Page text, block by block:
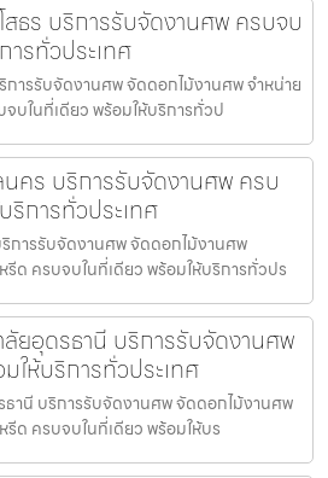
ธร บริการรับจัดงานศพ ครบจบ
ารทั่วประเทศ
ารรับจัดงานศพ จัดดอกไม้งานศพ จำหน่าย
บในที่เดียว พร้อมให้บริการทั่วป
คร บริการรับจัดงานศพ ครบ
ริการทั่วประเทศ
การรับจัดงานศพ จัดดอกไม้งานศพ
รีด ครบจบในที่เดียว พร้อมให้บริการทั่วปร
ลัยอุดรธานี บริการรับจัดงานศพ
ให้บริการทั่วประเทศ
ธานี บริการรับจัดงานศพ จัดดอกไม้งานศพ
รีด ครบจบในที่เดียว พร้อมให้บร